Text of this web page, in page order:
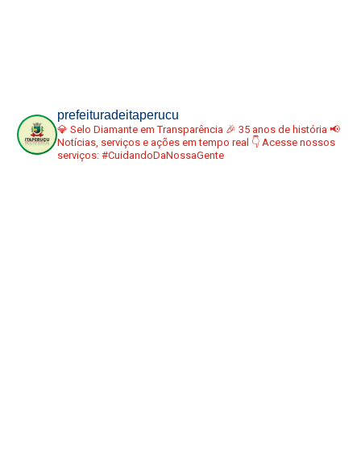
prefeituradeitaperucu
💎 Selo Diamante em Transparência 🎉 35 anos de história 📢
Notícias, serviços e ações em tempo real 👇 Acesse nossos
serviços: #CuidandoDaNossaGente